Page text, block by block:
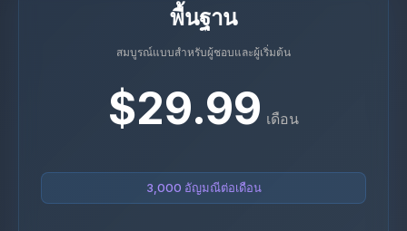
พื้นฐาน
สมบูรณ์แบบสําหรับผู้ชอบและผู้เริ่มต้น
$29.99 เดือน
3,000 อัญมณีต่อเดือน